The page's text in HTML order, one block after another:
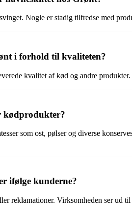
Nogle er stadig tilfredse med
i forhold til kvaliteten?
kvalitet af kød og andre
kødprodukter?
som ost, pølser og diverse
ifølge kunderne?
reklamationer. Virksomheden ser